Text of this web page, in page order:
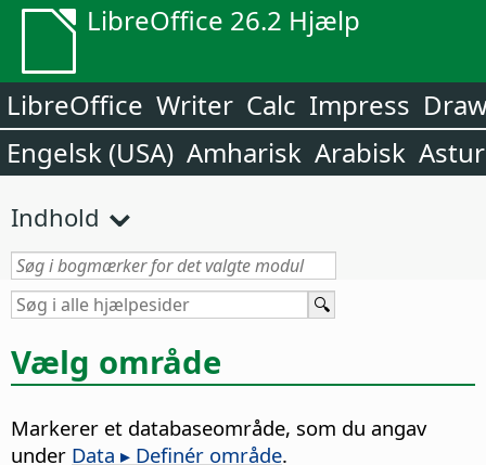
LibreOffice 26.2 Hjælp
LibreOffice Writer Calc Impress
Engelsk (USA) Amharisk Arabisk
Indhold
Vælg område
Markerer et databaseområde, som du angav
under Data ▸ Definér område.